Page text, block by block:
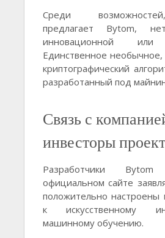
Среди
предлагает Bytom,
инновационной или
Единственное необычное,
криптографический
разработанный под
Связь с
инвесторы
Разработчики
официальном сайте
положительно
к искусственному
машинному обучению.